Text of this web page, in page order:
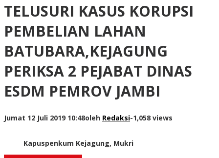
TELUSURI KASUS KORUPSI
PEMBELIAN LAHAN
BATUBARA,KEJAGUNG
PERIKSA 2 PEJABAT DINAS
ESDM PEMROV JAMBI
Jumat 12 Juli 2019 10:48oleh Redaksi-1,058 views
Kapuspenkum Kejagung, Mukri